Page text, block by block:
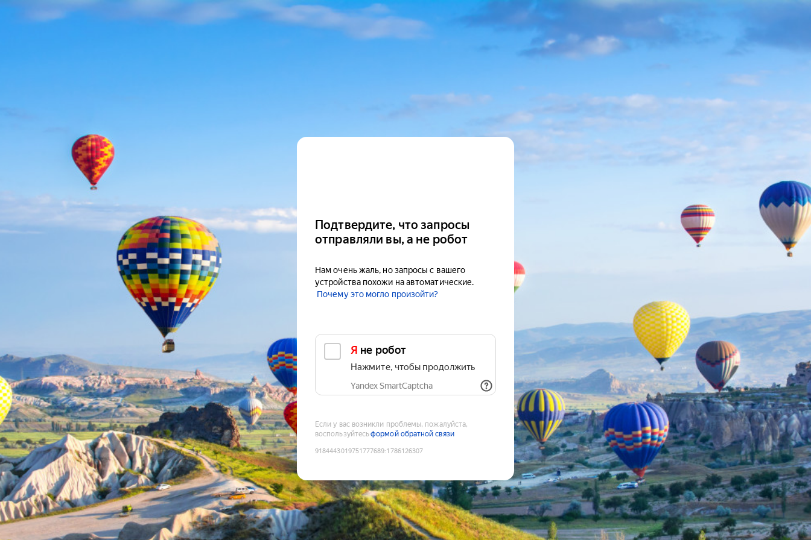
Подтвердите, что запросы
отправляли вы, а не робот
Нам очень жаль, но запросы с вашего
устройства похожи на автоматические.
Почему это могло произойти?
Я не робот
Нажмите, чтобы продолжить
Yandex SmartCaptcha
Если у вас возникли проблемы, пожалуйста,
воспользуйтесьформой обратной связи
9184443019751777689:1786126307